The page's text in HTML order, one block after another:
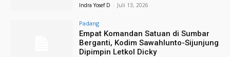
Indra Yosef D - Juli 13, 2026
Padang
Empat Komandan Satuan di Sumbar
Berganti, Kodim Sawahlunto-Sijunjung
Dipimpin Letkol Dicky